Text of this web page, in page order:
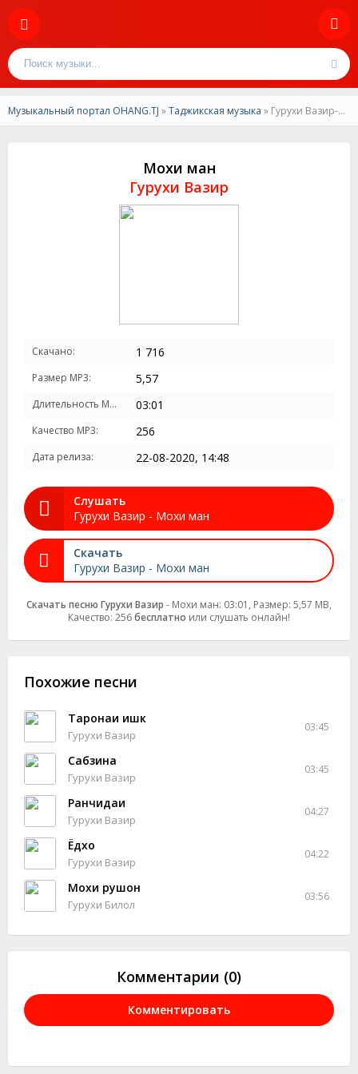
Музыкальный портал OHANG.TJ »Таджикская музыка » Гурухи Вазир-Мохи ман
Мохи ман
Гурухи Вазир
Скачано: 1 716
Размер MP3: 5,57
Длительность MP3: 03:01
Качество MP3: 256
Дата релиза: 22-08-2020, 14:48
Слушать
Гурухи Вазир - Мохи ман
Скачать
Гурухи Вазир - Мохи ман
Скачать песню Гурухи Вазир - Мохи ман: 03:01, Размер: 5,57 MB,
Качество: 256бесплатно или слушать онлайн!
Похожие песни
Таронаи ишк
Гурухи Вазир
03:45
Сабзина
Гурухи Вазир
03:45
Ранчидаи
Гурухи Вазир
04:27
Ёдхо
Гурухи Вазир
04:22
Мохи рушон
Гурухи Билол
03:56
Комментарии (0)
Комментировать